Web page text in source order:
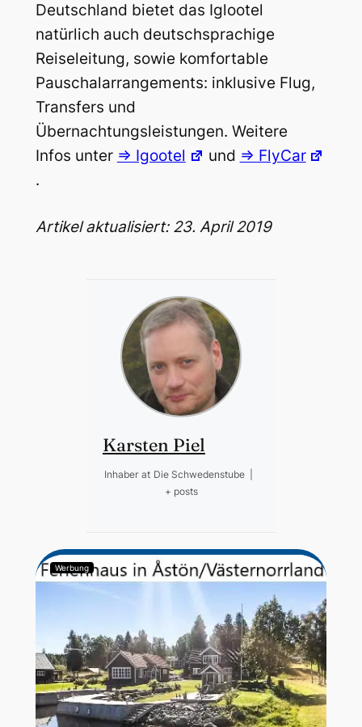
Deutschland bietet das Iglootel
natürlich auch deutschsprachige
Reiseleitung, sowie komfortable
Pauschalarrangements: inklusive Flug,
Transfers und
Übernachtungsleistungen. Weitere
Infos unter => Igootel und => FlyCar
.
Artikel aktualisiert: 23. April 2019
Karsten Piel
Inhaber at Die Schwedenstube
+ posts
Werbung